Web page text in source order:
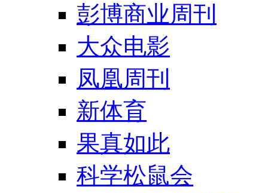
彭博商业周刊
大众电影
凤凰周刊
新体育
果真如此
科学松鼠会